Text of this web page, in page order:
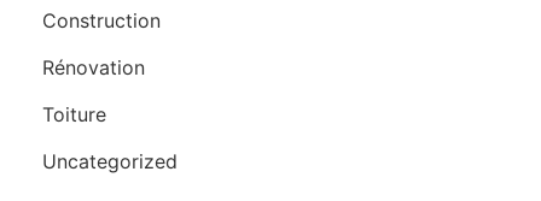
Construction
Rénovation
Toiture
Uncategorized